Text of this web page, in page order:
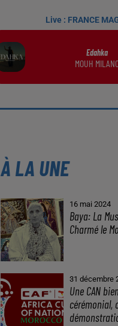
Live : FRANCE
Edahka
MOUH
À LA UNE
16 mai 2024
Baya: La
Charmé le
31 décembre
Une CAN
cérémonial,